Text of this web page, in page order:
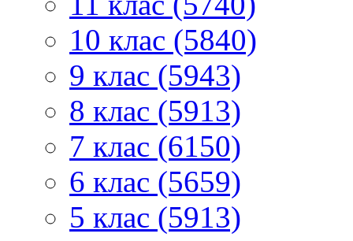
10 клас (5840)
9 клас (5943)
8 клас (5913)
7 клас (6150)
6 клас (5659)
5 клас (5913)